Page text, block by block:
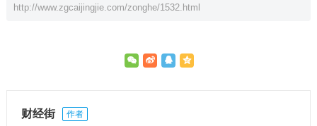
http://www.zgcaijingjie.com/zonghe/1532.html
财经街 作者